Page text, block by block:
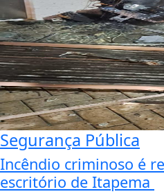
Segurança Pública
Incêndio criminoso é
escritório de Itapema